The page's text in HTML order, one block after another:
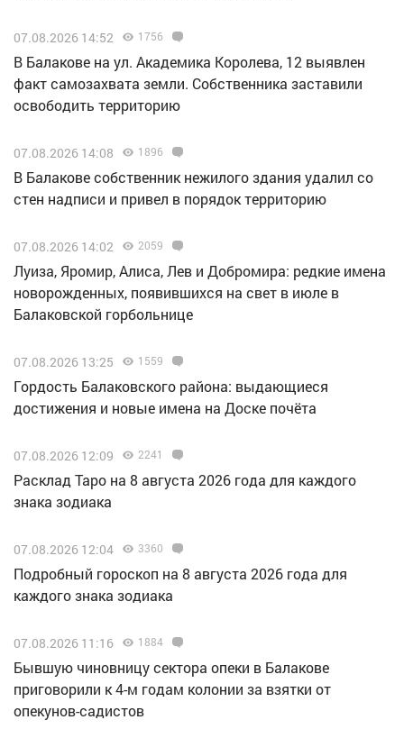
07.08.2026 14:52 1756
В Балакове на ул. Академика Королева, 12 выявлен
факт самозахвата земли. Собственника заставили
освободить территорию
07.08.2026 14:08 1896
В Балакове собственник нежилого здания удалил со
стен надписи и привел в порядок территорию
07.08.2026 14:02 2059
Луиза, Яромир, Алиса, Лев и Добромира: редкие имена
новорожденных, появившихся на свет в июле в
Балаковской горбольнице
07.08.2026 13:25 1559
Гордость Балаковского района: выдающиеся
достижения и новые имена на Доске почёта
07.08.2026 12:09 2241
Расклад Таро на 8 августа 2026 года для каждого
знака зодиака
07.08.2026 12:04 3360
Подробный гороскоп на 8 августа 2026 года для
каждого знака зодиака
07.08.2026 11:16 1884
Бывшую чиновницу сектора опеки в Балакове
приговорили к 4-м годам колонии за взятки от
опекунов-садистов